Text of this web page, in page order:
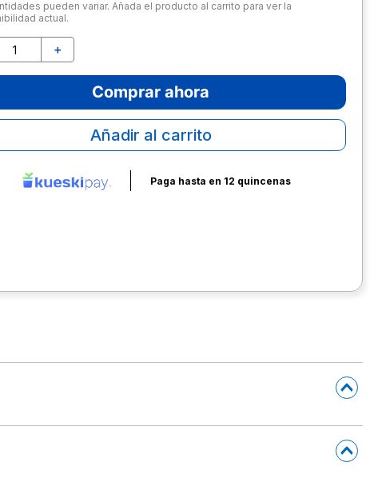
pueden variar. Añada el producto al carrito para ver la
actual.
＋
Comprar ahora
Añadir al carrito
Paga hasta en 12 quincenas